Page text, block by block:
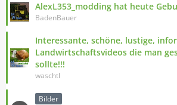
AlexL353_modding hat heute
BadenBauer
Interessante, schöne, lustige,
Landwirtschaftsvideos die man
sollte!!!
waschtl
Bilder